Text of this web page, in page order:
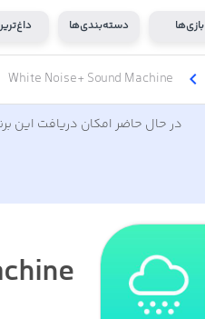
بازی‌ها دسته‌بندی‌ها
chevron_left
White Noise+ Sound Machine
در حال حاضر امکان دریافت این